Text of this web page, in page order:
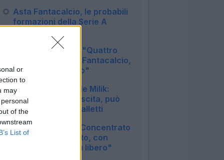
or
to
may
of the
List of
Asta Fantacalcio, le probabili
formazioni della Serie A
Como, Fabregas: "Quattro
anni fa ho fatto il Fantacalcio,
prenderei Lautaro"
08:20
Juventus, si rivede Milik:
condizione in crescita, può
tornare utile a Spalletti
09:33
Bologna, Rowe: "Concentrato
su questo progetto, con
Tedesco sono più libero"